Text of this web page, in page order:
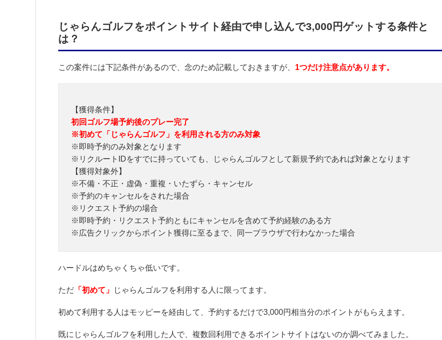
じゃらんゴルフをポイントサイト経由で申し込んで3,000円ゲットする条件と
は？
この案件には下記条件があるので、念のため記載しておきますが、 1つだけ注意点があります。
【獲得条件】
初回ゴルフ場予約後のプレー完了
※初めて「じゃらんゴルフ」を利用される方のみ対象
※即時予約のみ対象となります
※リクルートIDをすでに持っていても、じゃらんゴルフとして新規予約であれば対象となります
【獲得対象外】
※不備・不正・虚偽・重複・いたずら・キャンセル
※予約のキャンセルをされた場合
※リクエスト予約の場合
※即時予約・リクエスト予約ともにキャンセルを含めて予約経験のある方
※広告クリックからポイント獲得に至るまで、同一ブラウザで行わなかった場合
ハードルはめちゃくちゃ低いです。
ただ 「初めて」 じゃらんゴルフを利用する人に限ってます。
初めて利用する人はモッピーを経由して、予約するだけで3,000円相当分のポイントがもらえます。
既にじゃらんゴルフを利用した人で、複数回利用できるポイントサイトはないのか調べてみました。